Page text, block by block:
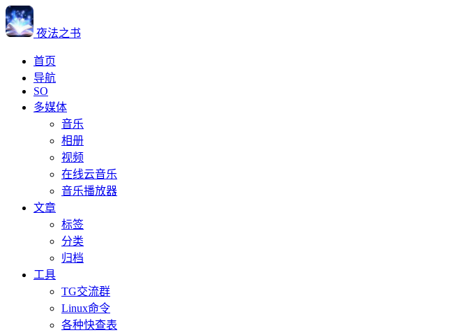
夜法之书
首页
导航
SO
多媒体
音乐
相册
视频
在线云音乐
音乐播放器
文章
标签
分类
归档
工具
TG交流群
Linux命令
各种快查表